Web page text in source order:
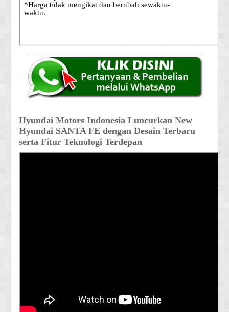
Hyundai Motors Indonesia Luncurkan New
Hyundai SANTA FE dengan Desain Terbaru
serta Fitur Teknologi Terdepan